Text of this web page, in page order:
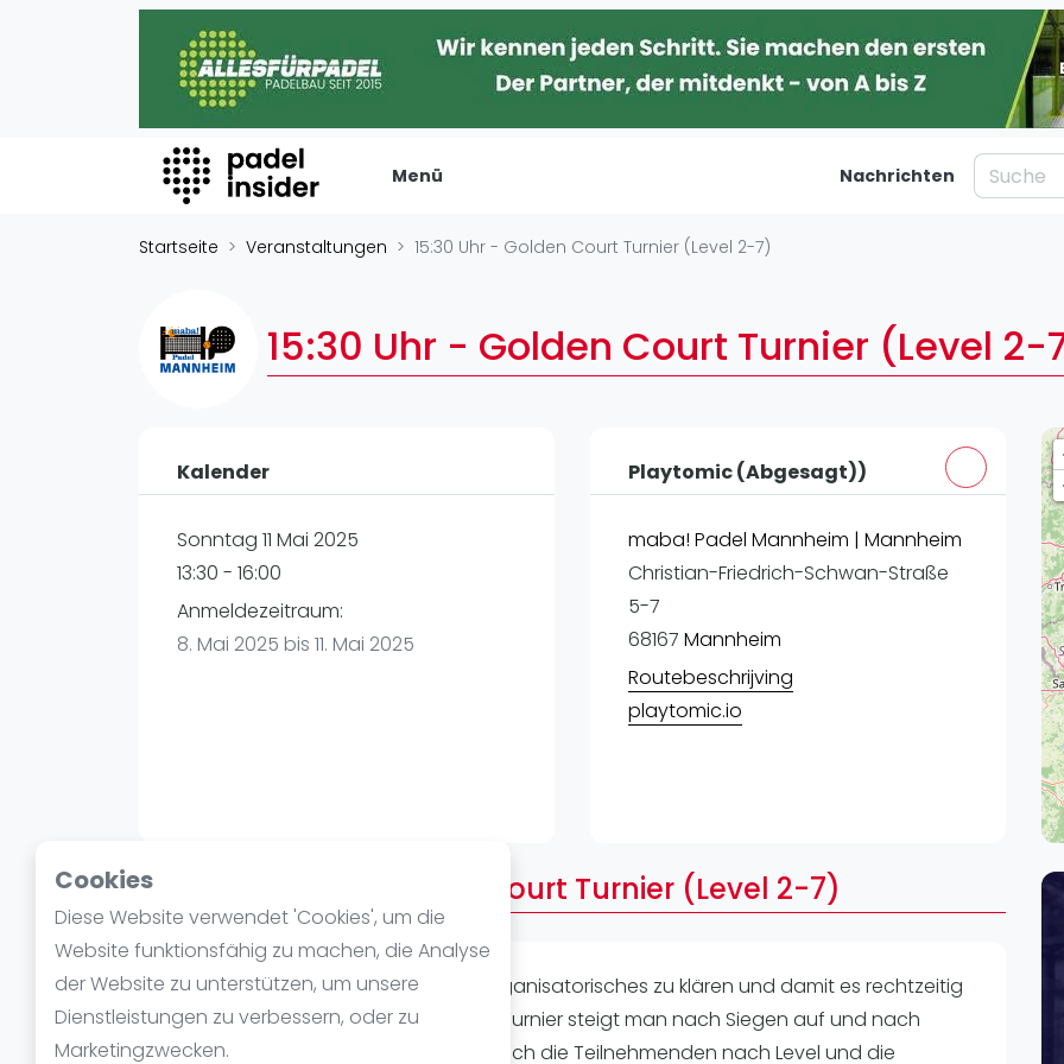
Cookies
Diese Website verwendet 'Cookies', um die
Website funktionsfähig zu machen, die Analyse
der Website zu unterstützen, um unsere
Dienstleistungen zu verbessern, oder zu
Marketingzwecken.
Menü
Padel Insider
Padelstandorte
Organisationen
Padel-Marken
Padelplatzbauer
Verschiedenes
Veranstaltungen
International
Playtomic
Frauen
Blog
Die Geschichte von Padel
Regeln und Punktzählung
Video
Padel Basistechnik
Nachrichten
Startseite Veranstaltungen 15:30 Uhr - Golden Court Turnier (Level 2-7)
15:30 Uhr - Golden Court Turnier (Level 2-
Kalender
Sonntag 11 Mai 2025
13:30 - 16:00
Anmeldezeitraum:
8. Mai 2025 bis 11. Mai 2025
Playtomic (Abgesagt))
maba! Padel Mannheim | Mannheim
Christian-Friedrich-Schwan-Straße
5-7
68167 Mannheim
Routebeschrijving
playtomic.io
Über 15:30 Uhr - Golden Court Turnier (Level 2-7)
Bitte seid 10-15 min früher da, um Organisatorisches zu klären und damit es rechtzeitig
losgehen kann. Beim Golden Court Turnier steigt man nach Siegen auf und nach
Niederlagen ab. Dadurch sortieren sich die Teilnehmenden nach Level und die